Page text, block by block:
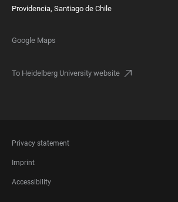
Providencia, Santiago de Chile
Google Maps
To Heidelberg University website
FOOTER
LEGAL
Privacy statement
Imprint
Accessibility